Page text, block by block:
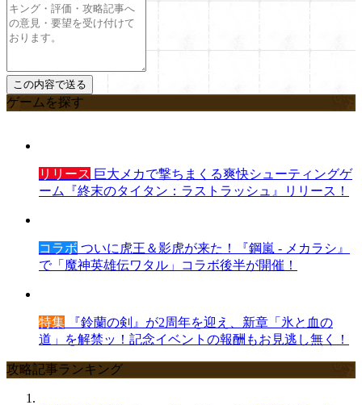
ゲームを探す
リリース 巨大メカで撃ちまくる爽快シューティングゲ
ーム『終末のタイタン：ラストラッシュ』リリース！
コラボ ついに虎王＆影虎が来た！『鋼嵐 - メカラシ』
で「魔神英雄伝ワタル」コラボ後半が開催！
特集 『鈴蘭の剣』が2周年を迎え、新章「氷と血の
道」を解禁ッ！記念イベントの報酬もお見逃し無く！
攻略記事ランキング